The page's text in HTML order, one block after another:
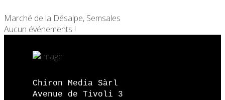
Marché de la Désalpe, Semsales
Aucun événements !
Chiron Media Sàrl
Avenue de Tivoli 3